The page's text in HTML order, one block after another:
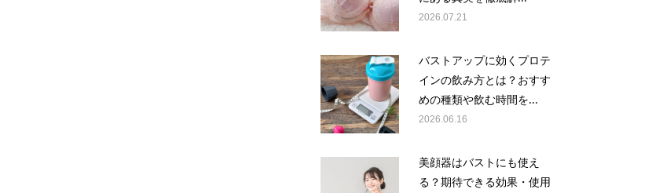
2026.07.21
バストアップに効くプロテ
インの飲み方とは？おすす
めの種類や飲む時間を...
2026.06.16
美顔器はバストにも使え
る？期待できる効果・使用